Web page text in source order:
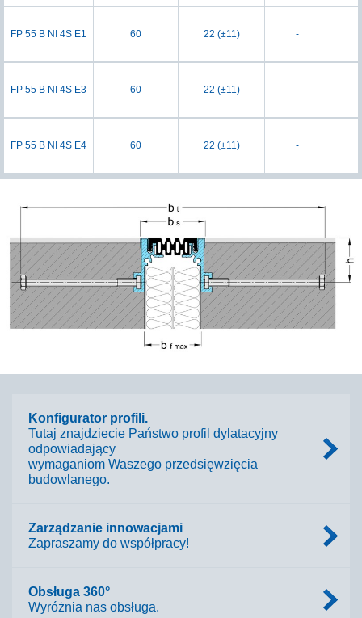
FP 55 B NI 4S E1 60 22 (±11) -
FP 55 B NI 4S E3 60 22 (±11) -
FP 55 B NI 4S E4 60 22 (±11) -
Konfigurator profili.
Tutaj znajdziecie Państwo profil dylatacyjny
odpowiadający
wymaganiom Waszego przedsięwzięcia
budowlanego.
Zarządzanie innowacjami
Zapraszamy do współpracy!
Obsługa 360°
Wyróżnia nas obsługa.